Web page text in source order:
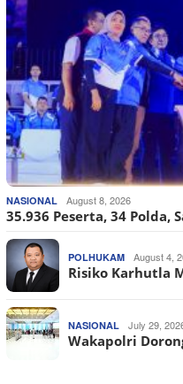
NASIONAL August 8, 2026
35.936 Peserta, 34 Polda,
POLHUKAM August 4,
Risiko Karhutla
NASIONAL July 29,
Wakapolri